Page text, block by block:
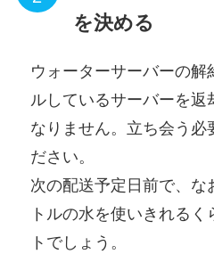
を決める
ウォーターサーバーの解
ルしているサーバーを
なりません。立ち会う必
ださい。
次の配送予定日前で、な
トルの水を使いきれる
トでしょう。